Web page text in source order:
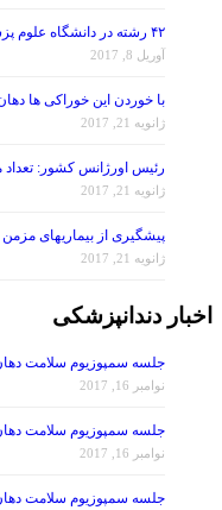
۴۲ رشته در دانشگاه علوم پزشکی اردبیل دایر است
آوریل 8, 2017
با خوردن این خوراکی ها
ژانویه 21, 2017
رئیس اورژانس کشور: تعداد
ژانویه 21, 2017
پیشگیری از بیماریهای
ژانویه 21, 2017
اخبار دندانپزشکی
جلسه سمپوزیوم سلامت
نوامبر 16, 2017
جلسه سمپوزیوم سلامت
نوامبر 16, 2017
جلسه سمپوزیوم سلامت